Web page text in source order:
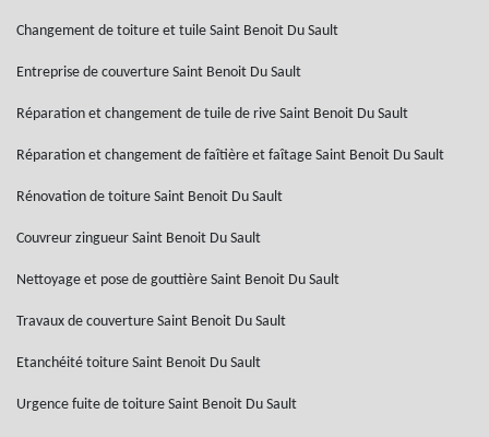
Changement de toiture et tuile Saint Benoit Du Sault
Entreprise de couverture Saint Benoit Du Sault
Réparation et changement de tuile de rive Saint Benoit Du Sault
Réparation et changement de faîtière et faîtage Saint Benoit Du Sault
Rénovation de toiture Saint Benoit Du Sault
Couvreur zingueur Saint Benoit Du Sault
Nettoyage et pose de gouttière Saint Benoit Du Sault
Travaux de couverture Saint Benoit Du Sault
Etanchéité toiture Saint Benoit Du Sault
Urgence fuite de toiture Saint Benoit Du Sault